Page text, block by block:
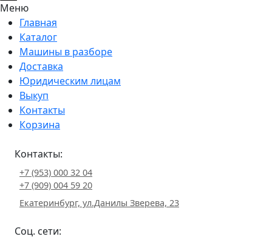
Меню
Главная
Каталог
Машины в разборе
Доставка
Юридическим лицам
Выкуп
Контакты
Корзина
Контакты:
+7 (953) 000 32 04
+7 (909) 004 59 20
Екатеринбург, ул.Данилы Зверева, 23
Соц. сети: